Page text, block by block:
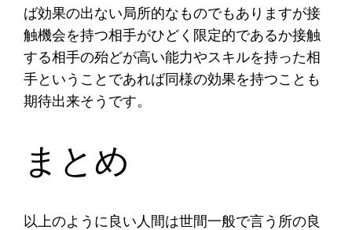
ば効果の出ない局所的なものでもありますが接
触機会を持つ相手がひどく限定的であるか接触
する相手の殆どが高い能力やスキルを持った相
手ということであれば同様の効果を持つことも
期待出来そうです。
まとめ
以上のように良い人間は世間一般で言う所の良